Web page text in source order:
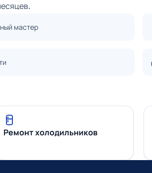
мастер
Ремонт холодильников